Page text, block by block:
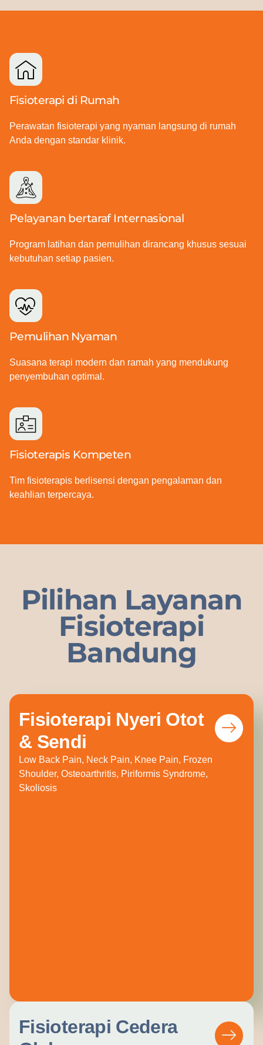
Fisioterapi di Rumah
Perawatan fisioterapi yang nyaman langsung di rumah
Anda dengan standar klinik.
Pelayanan bertaraf Internasional
Program latihan dan pemulihan dirancang khusus sesuai
kebutuhan setiap pasien.
Pemulihan Nyaman
Suasana terapi modern dan ramah yang mendukung
penyembuhan optimal.
Fisioterapis Kompeten
Tim fisioterapis berlisensi dengan pengalaman dan
keahlian terpercaya.
Pilihan Layanan
Fisioterapi
Bandung
Fisioterapi Nyeri Otot
& Sendi
Low Back Pain, Neck Pain, Knee Pain, Frozen
Shoulder, Osteoarthritis, Piriformis Syndrome,
Skoliosis
Fisioterapi Cedera